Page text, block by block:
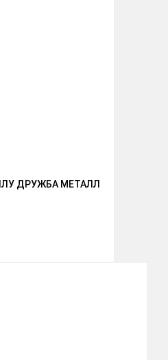
ДРУЖБА МЕТАЛЛ